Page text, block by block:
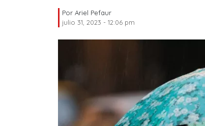
Por Ariel Pefaur
julio 31, 2023 - 12:06 pm